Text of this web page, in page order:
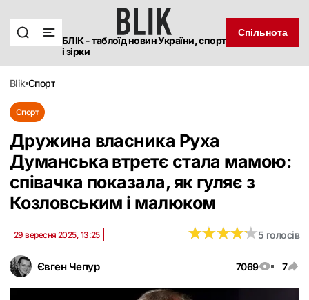
БЛІК - таблоїд новин України, спорт
і зірки
Спільнота
blik спорт
Спорт
Дружина власника Руха
Думанська втретє стала мамою:
співачка показала, як гуляє з
Козловським і малюком
Євген Чепур 7069 7
29 вересня 2025, 13:25 ★★★★★
★★★★★5 голосів